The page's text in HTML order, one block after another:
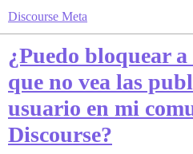
Discourse Meta
¿Puedo bloquear
que no vea las
usuario en mi
Discourse?